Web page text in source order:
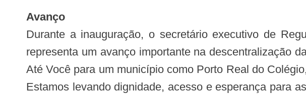
Avanço
Durante a inauguração, o secretário executivo de
representa um avanço importante na descentralização
Até Você para um município como Porto Real do
Estamos levando dignidade, acesso e esperança para